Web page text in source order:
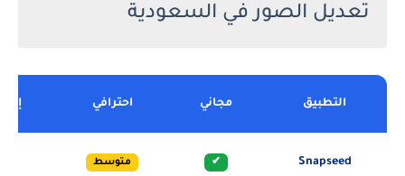
تعديل الصور في السعودية
التطبيق مجاني احترافي
Snapseed
✔ متوسط